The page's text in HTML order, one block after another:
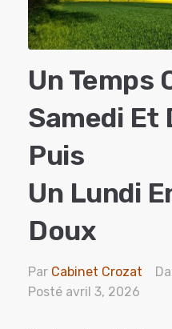
Un Temps
Samedi Et
Puis
Un Lundi
Doux
Par Cabinet Crozat
Posté avril 3, 2026